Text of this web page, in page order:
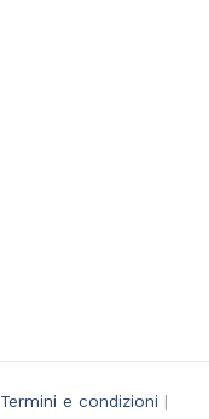
Termini e condizioni |